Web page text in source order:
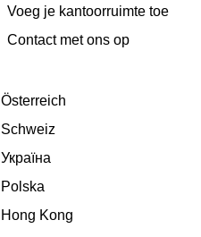
Voeg je kantoorruimte toe
Сontact met ons op
Österreich
Schweiz
Україна
Polska
Hong Kong